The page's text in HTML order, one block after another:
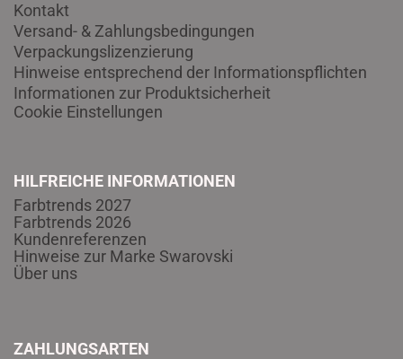
Kontakt
Versand- & Zahlungsbedingungen
Verpackungslizenzierung
Hinweise entsprechend der Informationspflichten
Informationen zur Produktsicherheit
Cookie Einstellungen
HILFREICHE INFORMATIONEN
Farbtrends 2027
Farbtrends 2026
Kundenreferenzen
Hinweise zur Marke Swarovski
Über uns
ZAHLUNGSARTEN